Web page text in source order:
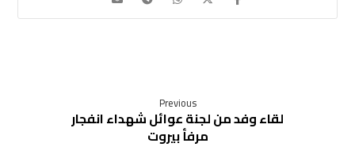
Previous
لقاء وفد من لجنة عوائل شهداء انفجار
مرفأ بيروت